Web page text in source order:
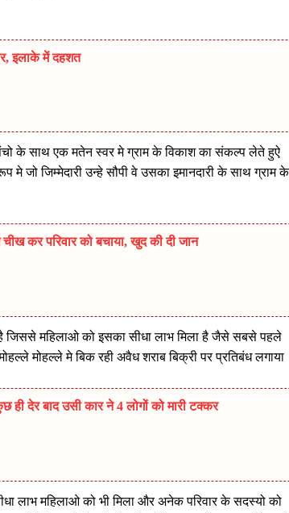
इलाके में दहशत
पंचो के साथ एक मतेन स्वर मे ग्राम के विकाश का संकल्प लेते हुऐ
जो जिम्मेदारी उन्हे सौपी वे उसका इमानदारी के साथ ग्राम के
कर परिवार को बचाया, खुद की दी जान
जिससे महिलाओ को इसका सीधा लाभ मिला है जैसे सबसे पहले
मोहल्ले मे बिक रही अवैध शराब बिक्री पर प्रतिबंध लगाया
ही देर बाद उसी कार ने 4 लोगों को मारी टक्कर
लाभ महिलाओ को भी मिला और अनेक परिवार के सदस्यो को